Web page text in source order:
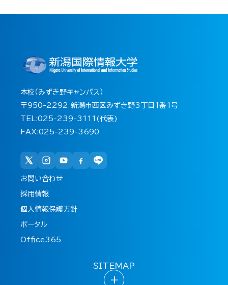
本校（みずき野キャンパス）
〒950-2292 新潟市西区みずき野3丁目1番1号
TEL:025-239-3111(代表)
FAX:025-239-3690
お問い合わせ
採用情報
個人情報保護方針
ポータル
Office365
SITEMAP
+